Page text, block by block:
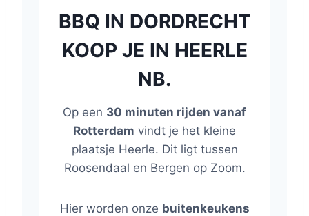
BBQ IN DORDRECHT
KOOP JE IN HEERLE
NB.
Op een 30 minuten rijden vanaf
Rotterdam vindt je het kleine
plaatsje Heerle. Dit ligt tussen
Roosendaal en Bergen op Zoom.
Hier worden onze buitenkeukens